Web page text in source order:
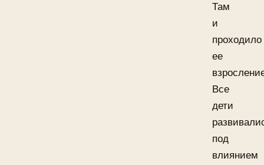
Там
и
проходило
ее
Все
дети
под
влиянием